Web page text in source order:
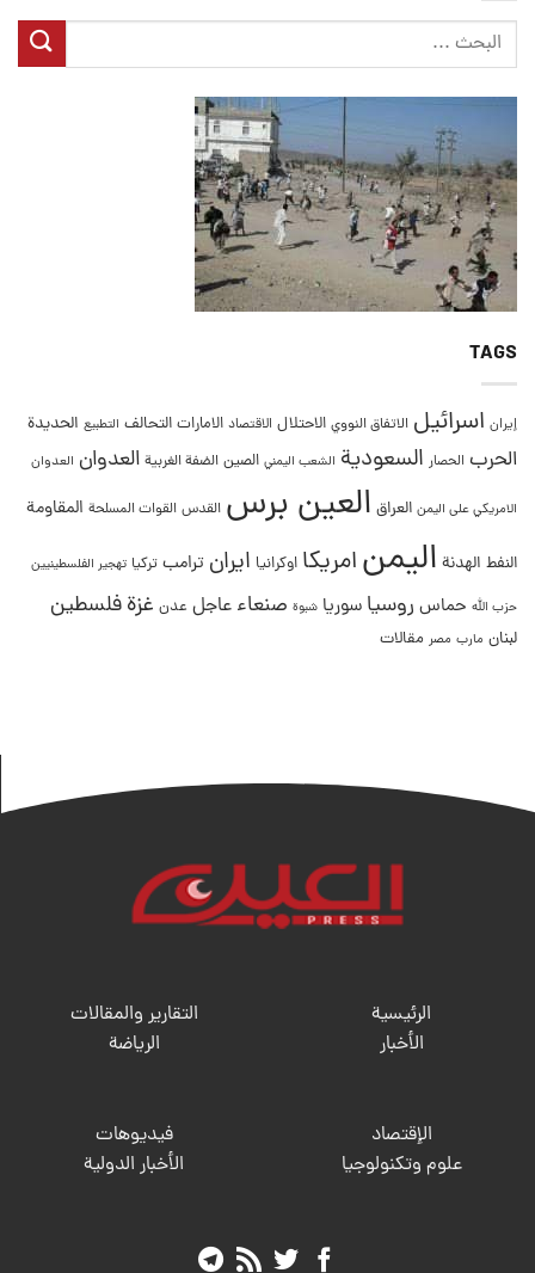
TAGS
إيران اسرائيل الاتفاق النووي الاحتلال الاقتصاد الامارات التحالف التطبيع الحديدة
الحرب الحصار السعودية الشعب اليمني الصين الضفة الغربية العدوان العدوان
الامريكي على اليمن العراق العين برس القدس القوات المسلحة المقاومة
النفط الهدنة اليمنامريكا اوكرانيا ايران ترامب تركيا تهجير الفلسطينيين
حزب الله حماس روسيا سوريا شبوة صنعاء عاجل عدن غزةفلسطين
لبنان مارب مصر مقالات
الرئيسية
الأخبار
التقارير والمقالات
الریاضة
الإقتصاد
علوم وتكنولوجيا
فيديوهات
الأخبار الدولية